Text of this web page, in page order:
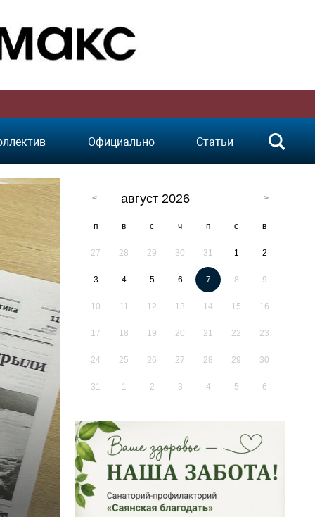
Официально Статьи
август 2026
п в с ч п с в
27 28 29 30 31 1 2
3 4 5 6 7 8 9
10 11 12 13 14 15 16
17 18 19 20 21 22 23
24 25 26 27 28 29 30
31 1 2 3 4 5 6